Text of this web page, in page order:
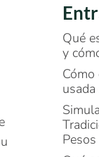
Qué
y
Cómo
Pesos